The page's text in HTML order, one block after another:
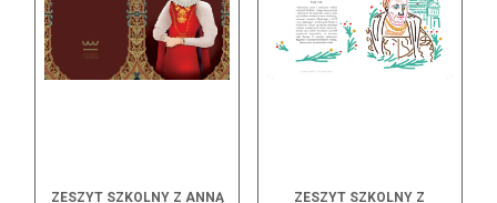
ZESZYT SZKOLNY Z ANNĄ ZESZYT SZKOLNY Z